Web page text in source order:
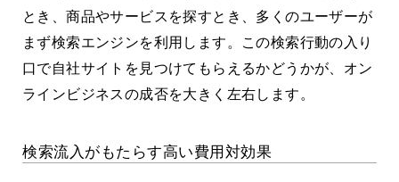
とき、商品やサービスを探すとき、多くのユーザーが
まず検索エンジンを利用します。この検索行動の入り
口で自社サイトを見つけてもらえるかどうかが、オン
ラインビジネスの成否を大きく左右します。
検索流入がもたらす高い費用対効果